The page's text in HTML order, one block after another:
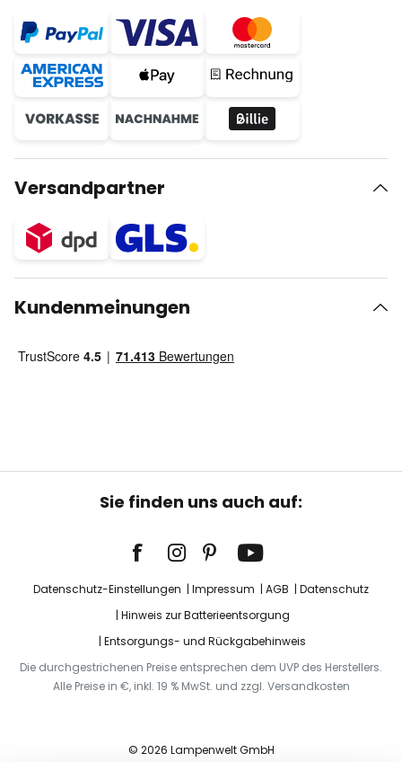
Versandpartner
Kundenmeinungen
Sie finden uns auch auf:
Datenschutz-Einstellungen Impressum AGB
Datenschutz
Hinweis zur Batterieentsorgung
Entsorgungs- und Rückgabehinweis
Die durchgestrichenen Preise entsprechen dem UVP des Herstellers.
Alle Preise in €, inkl. 19 % MwSt. und zzgl. Versandkosten
© 2026 Lampenwelt GmbH